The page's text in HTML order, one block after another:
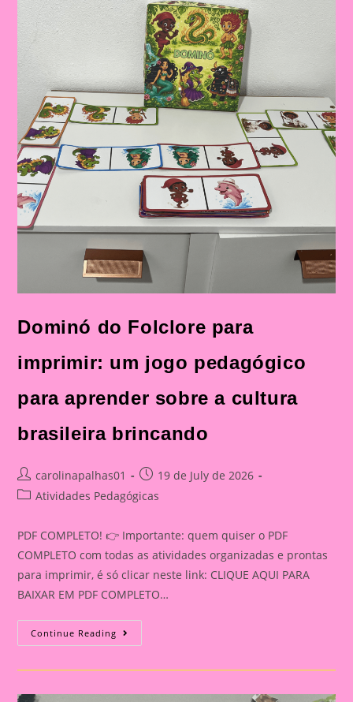
Dominó do Folclore para
imprimir: um jogo pedagógico
para aprender sobre a cultura
brasileira brincando
Post
author:
carolinapalhas01
Post
published:
19 de July de 2026
PostAtividades Pedagógicas
PDF COMPLETO! 👉 Importante: quem quiser o PDF
COMPLETO com todas as atividades organizadas e prontas
para imprimir, é só clicar neste link: CLIQUE AQUI PARA
BAIXAR EM PDF COMPLETO…
Continue Reading Dominó
Do
Para